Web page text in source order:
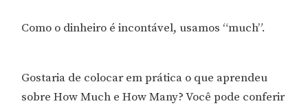
Como o dinheiro é incontável, usamos “much”.
Gostaria de colocar em prática o que aprendeu
sobre How Much e How Many? Você pode conferir